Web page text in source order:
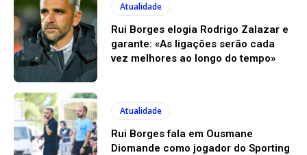
Atualidade
Rui Borges elogia Rodrigo Zalazar e
garante: «As ligações serão cada
vez melhores ao longo do tempo»
Atualidade
Rui Borges fala em Ousmane
Diomande como jogador do Sporting